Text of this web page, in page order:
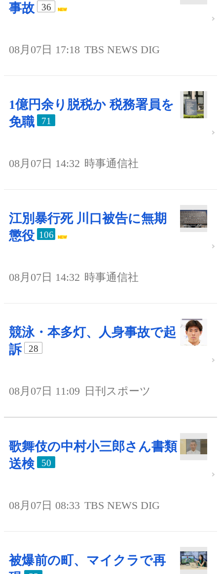
事故
36
08月07日 17:18 TBS NEWS DIG
1億円余り脱税か 税務署員を
免職
71
08月07日 14:32 時事通信社
江別暴行死 川口被告に無期
懲役 106
08月07日 14:32 時事通信社
競泳・本多灯、人身事故で起
訴
28
08月07日 11:09 日刊スポーツ
歌舞伎の中村小三郎さん書類
送検
50
08月07日 08:33 TBS NEWS DIG
被爆前の町、マイクラで再